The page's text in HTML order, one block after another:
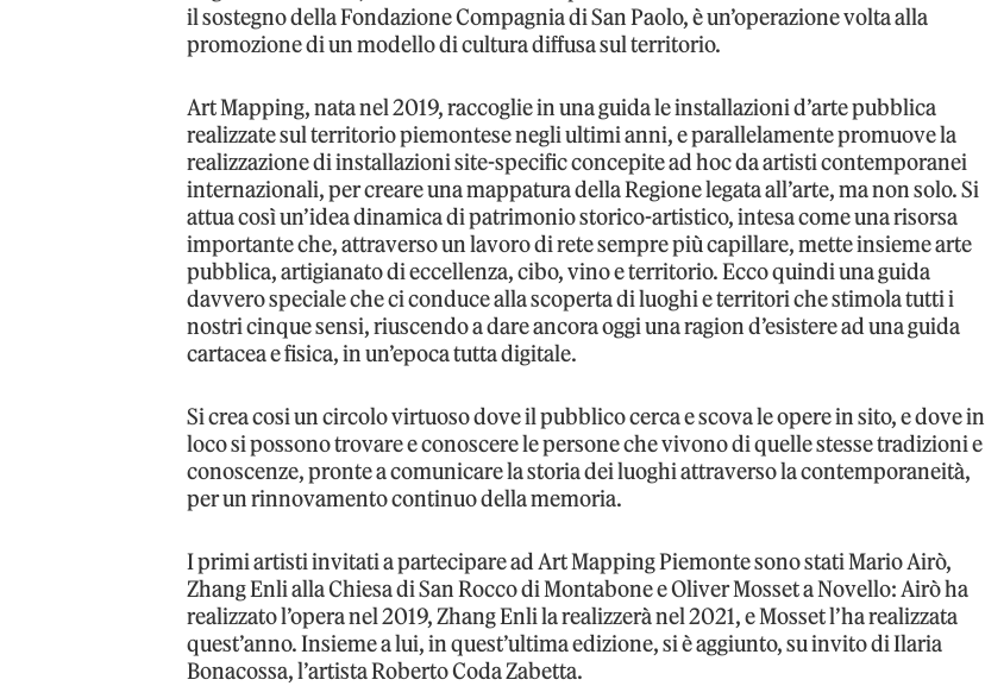
il sostegno della Fondazione Compagnia di San Paolo, è un’operazione volta alla
promozione di un modello di cultura diffusa sul territorio.
Art Mapping, nata nel 2019, raccoglie in una guida le installazioni d’arte pubblica
realizzate sul territorio piemontese negli ultimi anni, e parallelamente promuove la
realizzazione di installazioni site-specific concepite ad hoc da artisti contemporanei
internazionali, per creare una mappatura della Regione legata all’arte, ma non solo. Si
attua così un’idea dinamica di patrimonio storico-artistico, intesa come una risorsa
importante che, attraverso un lavoro di rete sempre più capillare, mette insieme arte
pubblica, artigianato di eccellenza, cibo, vino e territorio. Ecco quindi una guida
davvero speciale che ci conduce alla scoperta di luoghi e territori che stimola tutti i
nostri cinque sensi, riuscendo a dare ancora oggi una ragion d’esistere ad una guida
cartacea e fisica, in un’epoca tutta digitale.
Si crea cosi un circolo virtuoso dove il pubblico cerca e scova le opere in sito, e dove in
loco si possono trovare e conoscere le persone che vivono di quelle stesse tradizioni e
conoscenze, pronte a comunicare la storia dei luoghi attraverso la contemporaneità,
per un rinnovamento continuo della memoria.
I primi artisti invitati a partecipare ad Art Mapping Piemonte sono stati Mario Airò,
Zhang Enli alla Chiesa di San Rocco di Montabone e Oliver Mosset a Novello: Airò ha
realizzato l’opera nel 2019, Zhang Enli la realizzerà nel 2021, e Mosset l’ha realizzata
quest’anno. Insieme a lui, in quest’ultima edizione, si è aggiunto, su invito di Ilaria
Bonacossa, l’artista Roberto Coda Zabetta.